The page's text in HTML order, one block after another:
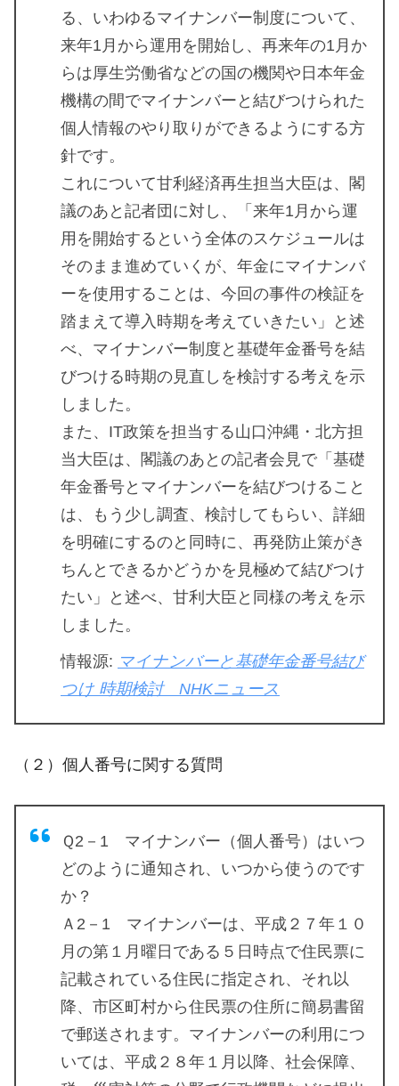
る、いわゆるマイナンバー制度について、
来年1月から運用を開始し、再来年の1月か
らは厚生労働省などの国の機関や日本年金
機構の間でマイナンバーと結びつけられた
個人情報のやり取りができるようにする方
針です。
これについて甘利経済再生担当大臣は、閣
議のあと記者団に対し、「来年1月から運
用を開始するという全体のスケジュールは
そのまま進めていくが、年金にマイナンバ
ーを使用することは、今回の事件の検証を
踏まえて導入時期を考えていきたい」と述
べ、マイナンバー制度と基礎年金番号を結
びつける時期の見直しを検討する考えを示
しました。
また、IT政策を担当する山口沖縄・北方担
当大臣は、閣議のあとの記者会見で「基礎
年金番号とマイナンバーを結びつけること
は、もう少し調査、検討してもらい、詳細
を明確にするのと同時に、再発防止策がき
ちんとできるかどうかを見極めて結びつけ
たい」と述べ、甘利大臣と同様の考えを示
しました。
情報源: マイナンバーと基礎年金番号結び
つけ 時期検討 NHKニュース
（２）個人番号に関する質問
Ｑ2－1 マイナンバー（個人番号）はいつ
どのように通知され、いつから使うのです
か？
Ａ2－1 マイナンバーは、平成２７年１０
月の第１月曜日である５日時点で住民票に
記載されている住民に指定され、それ以
降、市区町村から住民票の住所に簡易書留
で郵送されます。マイナンバーの利用につ
いては、平成２８年１月以降、社会保障、